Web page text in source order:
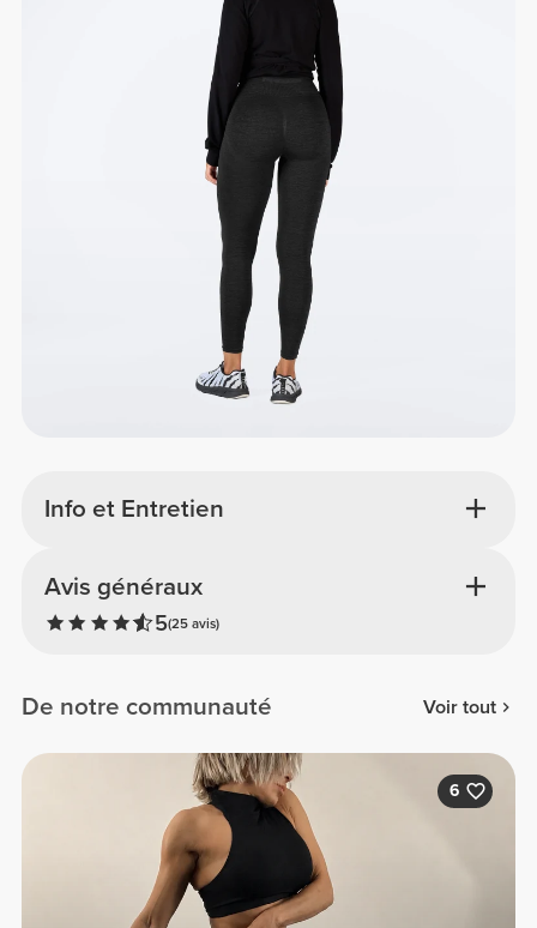
Info et Entretien
Avis généraux
5(25 avis)
De notre communauté Voir tout
6